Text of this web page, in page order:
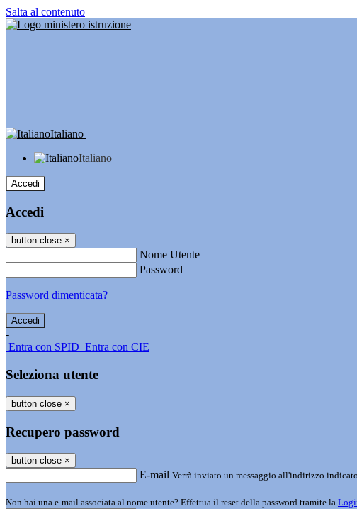
Salta al contenuto
Italiano
Italiano
Accedi
Accedi
button close ×
Nome Utente
Password
Password dimenticata?
-
Entra con SPID Entra con CIE
Seleziona utente
button close ×
Recupero password
button close ×
E-mail Verrà inviato un messaggio all'indirizzo
Non hai una e-mail associata al nome utente? Effettua il reset della password tramite la